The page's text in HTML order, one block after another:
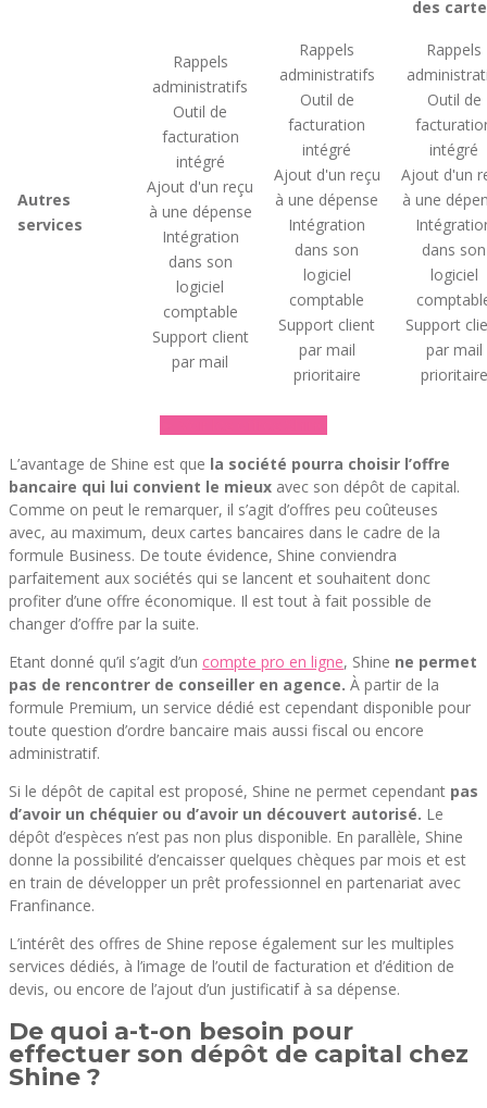
des
Autres
services
Rappels
administratifs
Outil de
facturation
intégré
Ajout d'un reçu
à une dépense
Intégration
dans son
logiciel
comptable
Support client
par mail
Rappels
administratifs
Outil de
facturation
intégré
Ajout d'un reçu
à une dépense
Intégration
dans son
logiciel
comptable
Support client
par mail
prioritaire
Rappels
Outil de
intégré
Ajout d'un
à une
dans son
logiciel
Support
par mail
prioritaire
L’avantage de Shine est que la société pourra choisir l’offre
bancaire qui lui convient le mieux avec son dépôt de capital.
Comme on peut le remarquer, il s’agit d’offres peu coûteuses
avec, au maximum, deux cartes bancaires dans le cadre de la
formule Business. De toute évidence, Shine conviendra
parfaitement aux sociétés qui se lancent et souhaitent donc
profiter d’une offre économique. Il est tout à fait possible de
changer d’offre par la suite.
Etant donné qu’il s’agit d’un compte pro en ligne, Shine ne permet
pas de rencontrer de conseiller en agence. À partir de la
formule Premium, un service dédié est cependant disponible pour
toute question d’ordre bancaire mais aussi fiscal ou encore
administratif.
Si le dépôt de capital est proposé, Shine ne permet cependant pas
d’avoir un chéquier ou d’avoir un découvert autorisé. Le
dépôt d’espèces n’est pas non plus disponible. En parallèle, Shine
donne la possibilité d’encaisser quelques chèques par mois et est
en train de développer un prêt professionnel en partenariat avec
Franfinance.
L’intérêt des offres de Shine repose également sur les multiples
services dédiés, à l’image de l’outil de facturation et d’édition de
devis, ou encore de l’ajout d’un justificatif à sa dépense.
De quoi a-t-on besoin pour
effectuer son dépôt de capital chez
Shine ?